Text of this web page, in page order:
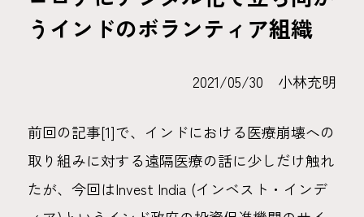
うインドのボランティア組織
2021/05/30 小林充明
前回の記事[1]で、インドにおける医療崩壊への
取り組みに対する遠隔医療の話に少しだけ触れ
たが、今回はInvest India (インベスト・インデ